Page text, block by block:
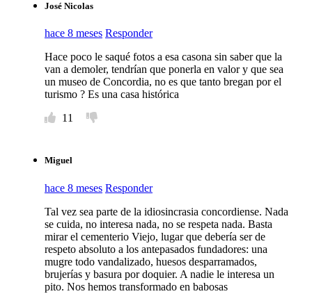
José Nicolas
hace 8 meses Responder
Hace poco le saqué fotos a esa casona sin saber que la
van a demoler, tendrían que ponerla en valor y que sea
un museo de Concordia, no es que tanto bregan por el
turismo ? Es una casa histórica
11
Miguel
hace 8 meses Responder
Tal vez sea parte de la idiosincrasia concordiense. Nada
se cuida, no interesa nada, no se respeta nada. Basta
mirar el cementerio Viejo, lugar que debería ser de
respeto absoluto a los antepasados fundadores: una
mugre todo vandalizado, huesos desparramados,
brujerías y basura por doquier. A nadie le interesa un
pito. Nos hemos transformado en babosas